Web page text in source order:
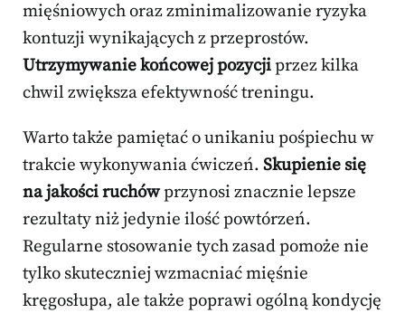
mięśniowych oraz zminimalizowanie ryzyka
kontuzji wynikających z przeprostów.
Utrzymywanie końcowej pozycjiprzez kilka
chwil zwiększa efektywność treningu.
Warto także pamiętać o unikaniu pośpiechu w
trakcie wykonywania ćwiczeń. Skupienie się
na jakości ruchówprzynosi znacznie lepsze
rezultaty niż jedynie ilość powtórzeń.
Regularne stosowanie tych zasad pomoże nie
tylko skuteczniej wzmacniać mięśnie
kręgosłupa, ale także poprawi ogólną kondycję